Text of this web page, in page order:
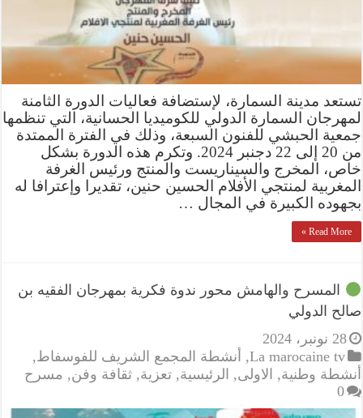
تستعد مدينة السمارة، لإستضافة فعاليات الدورة الثامنة
لمهرجان السمارة الدولي للكوميديا الحسانية، التي تنظمها
جمعية الحبشي للفنون السبعة، وذلك في الفترة الممتدة
من 20 إلى 22 دجنبر 2024. وتكرم هذه الدورة بشكل
خاص، المخرج والسيناريست والمنتج ورئيس الغرفة
المغربية لمنتجي الأفلام الحسين حنين، تقديرا وإعترافا له
بجهوده الكبيرة في المجال …
Read More »
المسرح والهامش محور ندوة فكرية بمهرجان الفقيه بن
صالح الدولي
28 نونبر، 2024
La marocaine tv
, أنشطة المجمع الشريف للفوسفاط,
أنشطة وطنية, الاولى, الرئيسية,تعزية,ثقافة وفن, مسرح
0